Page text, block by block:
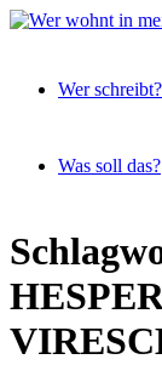
wohnt
meinem
vor der
Terrassentür
Wer schreibt?
Was soll das?
Skip
to
content